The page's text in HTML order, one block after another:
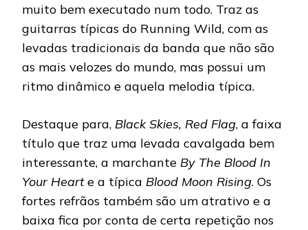
muito bem executado num todo. Traz as
guitarras típicas do Running Wild, com as
levadas tradicionais da banda que não são
as mais velozes do mundo, mas possui um
ritmo dinâmico e aquela melodia típica.
Destaque para, Black Skies, Red Flag, a faixa
título que traz uma levada cavalgada bem
interessante, a marchante By The Blood In
Your Hearte a típica Blood Moon Rising. Os
fortes refrãos também são um atrativo e a
baixa fica por conta de certa repetição nos